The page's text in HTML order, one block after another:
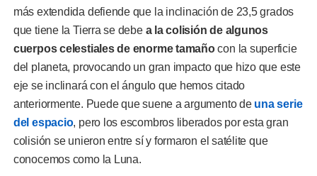
más extendida defiende que la inclinación de 23,5 grados
que tiene la Tierra se debea la colisión de algunos
cuerpos celestiales de enorme tamañocon la superficie
del planeta, provocando un gran impacto que hizo que este
eje se inclinará con el ángulo que hemos citado
anteriormente. Puede que suene a argumento de una serie
del espacio, pero los escombros liberados por esta gran
colisión se unieron entre sí y formaron el satélite que
conocemos como la Luna.